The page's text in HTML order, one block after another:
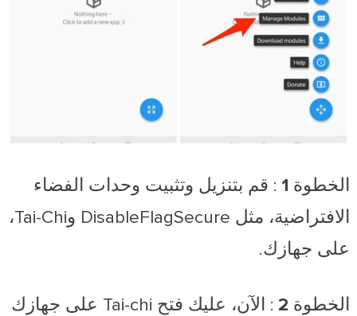
الخطوة 1
: قم بتنزيل وتثبيت وحدات الفضاء
الافتراضية، مثل DisableFlagSecure وTai-Chi،
على جهازك.
الخطوة 2
: الآن، عليك فتح Tai-chi على جهازك